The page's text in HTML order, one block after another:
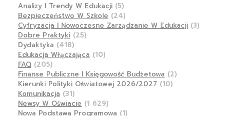
Analizy I Trendy W Edukacji (5)
Bezpieczeństwo W Szkole (24)
Cyfryzacja I Nowoczesne Zarządzanie W Edukacji (3)
Dobre Praktyki (25)
Dydaktyka (418)
Edukacja Włączająca (10)
FAQ (205)
Finanse Publiczne I Księgowość Budżetowa (2)
Kierunki Polityki Oświatowej 2026/2027 (10)
Komunikacja (31)
Newsy W Oświacie (1 629)
Nowa Podstawa Programowa (1)